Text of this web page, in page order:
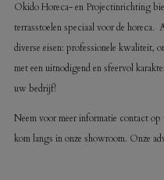
Okido Horeca- en Projectinrichting
terrasstoelen speciaal voor de horeca.
diverse eisen: professionele kwaliteit,
met een uitnodigend en sfeervol
uw bedrijf!
Neem voor meer informatie contact op
kom langs in onze showroom. Onze